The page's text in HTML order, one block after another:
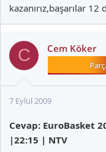
kazanırız,başarılar
C Cem Köker
7 Eylül 2009
Cevap: EuroBasket
|22:15 | NTV